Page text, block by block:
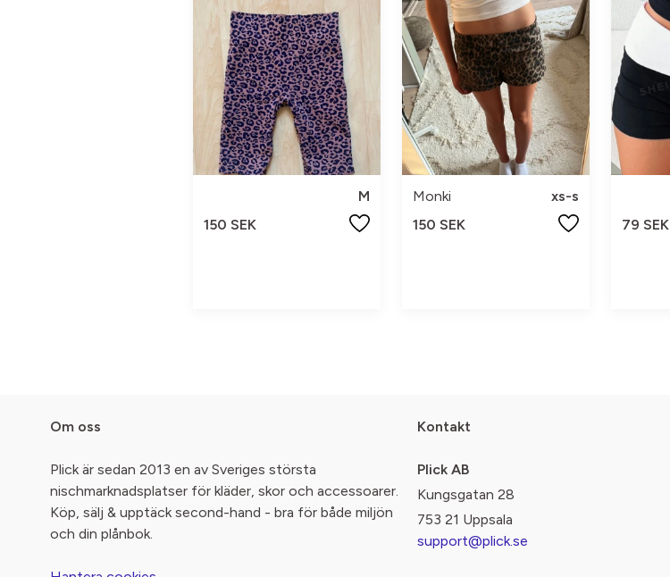
M
150 SEK
Monki
xs-s
150 SEK
79 SEK
Om oss
Plick är sedan 2013 en av Sveriges största
nischmarknadsplatser för kläder, skor och accessoarer.
Köp, sälj & upptäck second-hand - bra för både miljön
och din plånbok.
Kontakt
Plick AB
Kungsgatan 28
753 21 Uppsala
support@plick.se